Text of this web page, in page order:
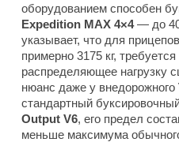
оборудованием способен
Expedition MAX 4×4— до
указывает, что для
примерно 3175 кг, требуется
распределяющее нагрузку
нюанс даже у внедорожного
стандартный
Output V6, его предел
меньше максимума